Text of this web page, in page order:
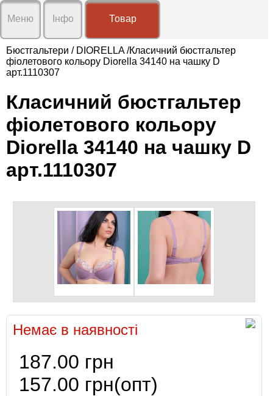
Меню
нас
Доставка
і
Умови
співпраці
Контакти
Відгуки
Новини
Інфо
Графік роботи:
Нд вихідний
+38(096)20-31-692
Товар
Бюстгальтери / DIORELLA/Класичний бюстгальтер
фіолетового кольору Diorella 34140 на чашку D
арт.1110307
Класичний бюстгальтер
фіолетового кольору
Diorella 34140 на чашку D
арт.1110307
Немає в наявності
187.00 грн
157.00 грн(опт)